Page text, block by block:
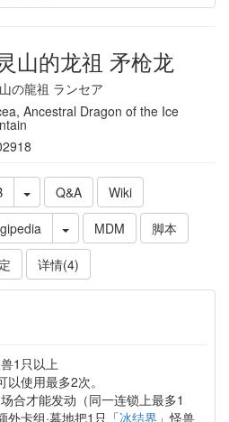
山的龙祖 矛枪龙
の龍祖 ランセア
Ancestral Dragon of the Ice
Q&A
Wiki
MDM
脚本
详情(4)
1只以上
使用最多2次。
合才能发动（同一连锁上最多1
外卡组·墓地把1只「冰结界 」怪兽